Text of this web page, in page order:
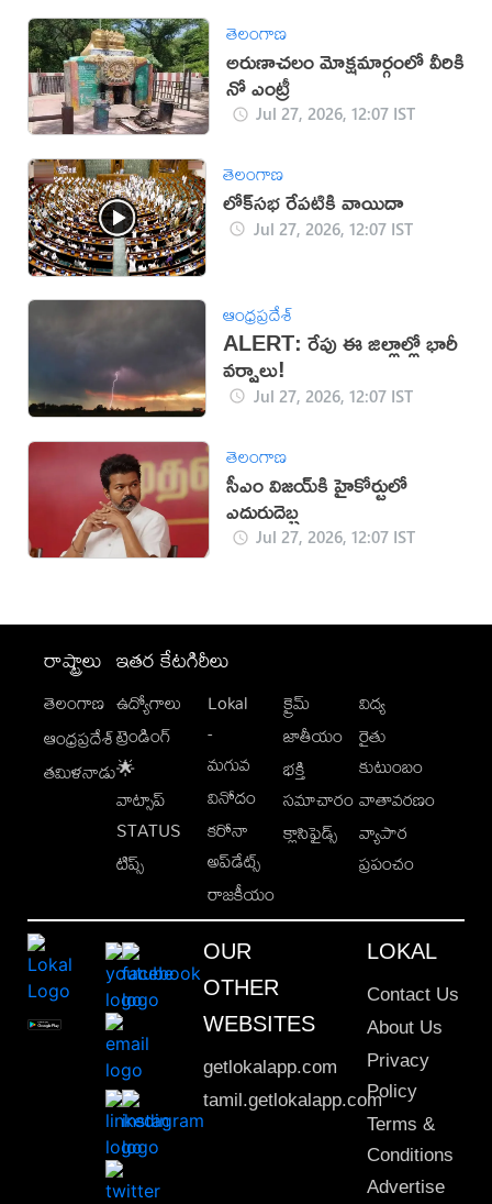
తెలంగాణ
అరుణాచలం మోక్షమార్గంలో వీరికి
నో ఎంట్రీ
Jul 27, 2026, 12:07 IST
తెలంగాణ
లోక్‌సభ రేపటికి వాయిదా
Jul 27, 2026, 12:07 IST
ఆంధ్రప్రదేశ్
ALERT: రేపు ఈ జిల్లాల్లో భారీ
వర్షాలు!
Jul 27, 2026, 12:07 IST
తెలంగాణ
సీఎం విజయ్‌కి హైకోర్టులో
ఎదురుదెబ్బ
Jul 27, 2026, 12:07 IST
రాష్ట్రాలు
తెలంగాణ
ఆంధ్రప్రదేశ్
తమిళనాడు
ఇతర కేటగిరీలు
ఉద్యోగాలు
ట్రెండింగ్
🌟
వాట్సాప్
STATUS
టిప్స్
Lokal
-
మగువ
వినోదం
కరోనా
అప్‌డేట్స్
రాజకీయం
క్రైమ్
జాతీయం
భక్తి
సమాచారం
క్లాసిఫైడ్స్
విద్య
రైతు
కుటుంబం
వాతావరణం
వ్యాపార
ప్రపంచం
OUR
OTHER
WEBSITES
getlokalapp.com
tamil.getlokalapp.com
LOKAL
Contact Us
About Us
Privacy
Policy
Terms &
Conditions
Advertise